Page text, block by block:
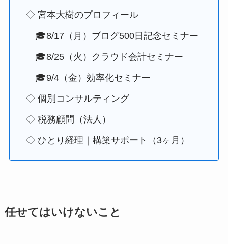
◇ 宮本大樹のプロフィール
🎓8/17（月）ブログ500日記念セミナー
🎓8/25（火）クラウド会計セミナー
🎓9/4（金）効率化セミナー
◇ 個別コンサルティング
◇ 税務顧問（法人）
◇ ひとり経理｜構築サポート（3ヶ月）
任せてはいけないこと